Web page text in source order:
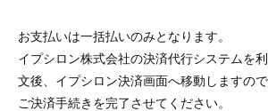
お支払いは一括払いのみとなります。
イプシロン株式会社の決済代行システムを
文後、イプシロン決済画面へ移動しますの
ご決済手続きを完了させてください。